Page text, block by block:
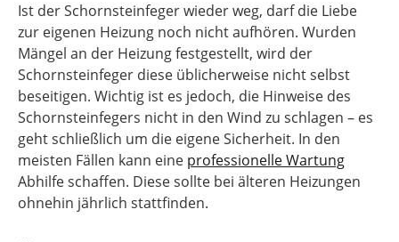
Ist der Schornsteinfeger wieder weg, darf die Liebe
zur eigenen Heizung noch nicht aufhören. Wurden
Mängel an der Heizung festgestellt, wird der
Schornsteinfeger diese üblicherweise nicht selbst
beseitigen. Wichtig ist es jedoch, die Hinweise des
Schornsteinfegers nicht in den Wind zu schlagen – es
geht schließlich um die eigene Sicherheit. In den
meisten Fällen kann eine professionelle Wartung
Abhilfe schaffen. Diese sollte bei älteren Heizungen
ohnehin jährlich stattfinden.